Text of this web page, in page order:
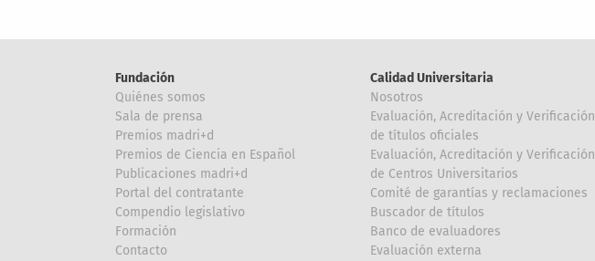
Fundación
Quiénes somos
Sala de prensa
Premios madri+d
Premios de Ciencia en Español
Publicaciones madri+d
Portal del contratante
Compendio legislativo
Formación
Contacto
Calidad Universitaria
Nosotros
Evaluación, Acreditación y Verificación
de títulos oficiales
Evaluación, Acreditación y Verificación
de Centros Universitarios
Comité de garantías y reclamaciones
Buscador de títulos
Banco de evaluadores
Evaluación externa